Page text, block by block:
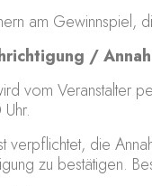
am
/
vom Veranstalter
verpflichtet, die
zu bestätigen.